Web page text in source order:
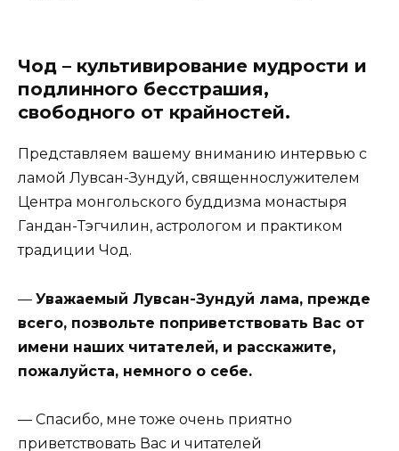
Чод – культивирование мудрости и
подлинного бесстрашия,
свободного от крайностей.
Представляем вашему вниманию интервью с
ламой Лувсан-Зундуй, священнослужителем
Центра монгольского буддизма монастыря
Гандан-Тэгчилин, астрологом и практиком
традиции Чод.
— Уважаемый Лувсан-Зундуй лама, прежде
всего, позвольте поприветствовать Вас от
имени наших читателей, и расскажите,
пожалуйста, немного о себе.
— Спасибо, мне тоже очень приятно
приветствовать Вас и читателей